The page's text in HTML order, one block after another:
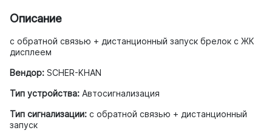
Описание
с обратной связью + дистанционный запуск брелок с ЖК
дисплеем
Вендор: SCHER-KHAN
Тип устройства: Автосигнализация
Тип сигнализации: с обратной связью + дистанционный
запуск